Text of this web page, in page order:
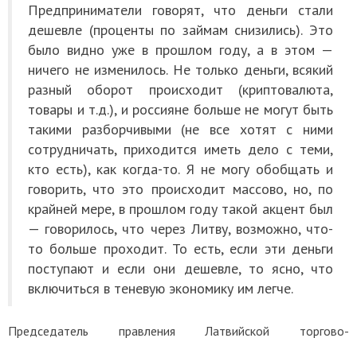
Предприниматели говорят, что деньги стали
дешевле (проценты по займам снизились). Это
было видно уже в прошлом году, а в этом —
ничего не изменилось. Не только деньги, всякий
разный оборот происходит (криптовалюта,
товары и т.д.), и россияне больше не могут быть
такими разборчивыми (не все хотят с ними
сотрудничать, приходится иметь дело с теми,
кто есть), как когда-то. Я не могу обобщать и
говорить, что это происходит массово, но, по
крайней мере, в прошлом году такой акцент был
— говорилось, что через Литву, возможно, что-
то больше проходит. То есть, если эти деньги
поступают и если они дешевле, то ясно, что
включиться в теневую экономику им легче.
Председатель правления Латвийской торгово-